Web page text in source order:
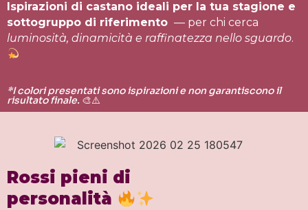
Ispirazioni di castano ideali per la tua stagione e
sottogruppo di riferimento — per chi cerca
luminosità, dinamicità e raffinatezza nello sguardo.
*I colori presentati sono ispirazioni e non garantiscono il
risultato finale. 🎨⚠️
Rossi pieni di
personalità